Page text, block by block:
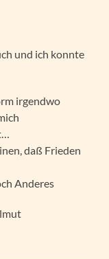
und ich konnte
irgendwo
daß Frieden
Anderes